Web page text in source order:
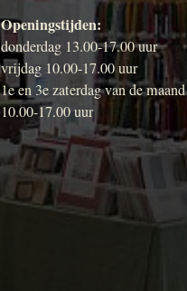
Openingstijden:
donderdag 13.00-17.00 uur
vrijdag 10.00-17.00 uur
1e en 3e zaterdag van de maand
10.00-17.00 uur